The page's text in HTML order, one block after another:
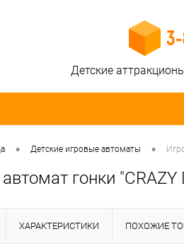
Детские
• Детские игровые автоматы •
гонки "CRAZY
ХАРАКТЕРИСТИКИ ПОХОЖИЕ